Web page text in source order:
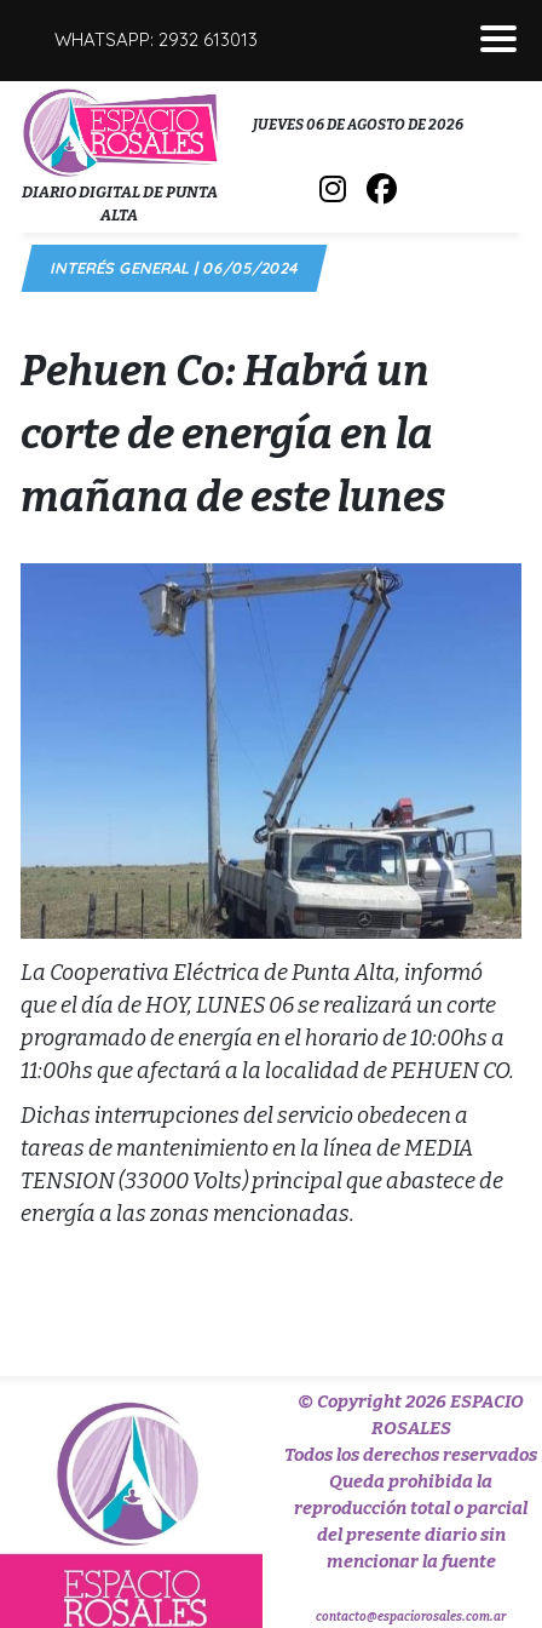
WHATSAPP: 2932 613013
POLICIALES
INTERÉS GENERAL
DEPORTES
DIARIO DIGITAL DE PUNTA
ALTA
JUEVES 06 DE AGOSTO DE 2026
INTERÉS GENERAL | 06/05/2024
Pehuen Co: Habrá un
corte de energía en la
mañana de este lunes
La Cooperativa Eléctrica de Punta Alta, informó
que el día de HOY, LUNES 06 se realizará un corte
programado de energía en el horario de 10:00hs a
11:00hs que afectará a la localidad de PEHUEN CO.
Dichas interrupciones del servicio obedecen a
tareas de mantenimiento en la línea de MEDIA
TENSION (33000 Volts) principal que abastece de
energía a las zonas mencionadas.
© Copyright 2026 ESPACIO
ROSALES
Todos los derechos reservados
Queda prohibida la
reproducción total o parcial
del presente diario sin
mencionar la fuente
contacto@espaciorosales.com.ar